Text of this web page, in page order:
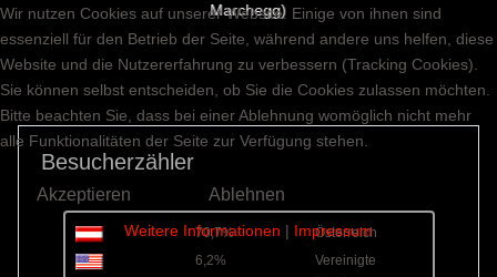
Marchegg)
Besucherzähler
70,7%
Österreich
6,2%
Vereinigte
Wir nutzen Cookies auf unserer Website. Einige von ihnen sind
essenziell für den Betrieb der Seite, während andere uns helfen, diese
Website und die Nutzererfahrung zu verbessern (Tracking Cookies).
Sie können selbst entscheiden, ob Sie die Cookies zulassen möchten.
Bitte beachten Sie, dass bei einer Ablehnung womöglich nicht mehr
alle Funktionalitäten der Seite zur Verfügung stehen.
Akzeptieren Ablehnen
Weitere Informationen | Impressum